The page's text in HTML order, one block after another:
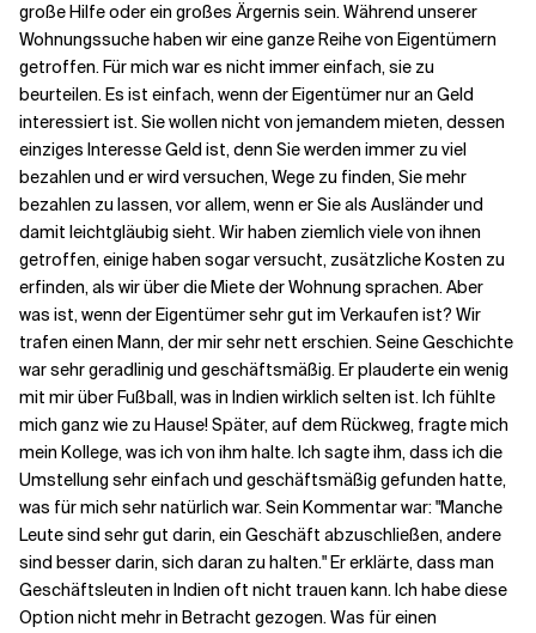
große Hilfe oder ein großes Ärgernis sein. Während unserer
Wohnungssuche haben wir eine ganze Reihe von Eigentümern
getroffen. Für mich war es nicht immer einfach, sie zu
beurteilen. Es ist einfach, wenn der Eigentümer nur an Geld
interessiert ist. Sie wollen nicht von jemandem mieten, dessen
einziges Interesse Geld ist, denn Sie werden immer zu viel
bezahlen und er wird versuchen, Wege zu finden, Sie mehr
bezahlen zu lassen, vor allem, wenn er Sie als Ausländer und
damit leichtgläubig sieht. Wir haben ziemlich viele von ihnen
getroffen, einige haben sogar versucht, zusätzliche Kosten zu
erfinden, als wir über die Miete der Wohnung sprachen. Aber
was ist, wenn der Eigentümer sehr gut im Verkaufen ist? Wir
trafen einen Mann, der mir sehr nett erschien. Seine Geschichte
war sehr geradlinig und geschäftsmäßig. Er plauderte ein wenig
mit mir über Fußball, was in Indien wirklich selten ist. Ich fühlte
mich ganz wie zu Hause! Später, auf dem Rückweg, fragte mich
mein Kollege, was ich von ihm halte. Ich sagte ihm, dass ich die
Umstellung sehr einfach und geschäftsmäßig gefunden hatte,
was für mich sehr natürlich war. Sein Kommentar war: "Manche
Leute sind sehr gut darin, ein Geschäft abzuschließen, andere
sind besser darin, sich daran zu halten." Er erklärte, dass man
Geschäftsleuten in Indien oft nicht trauen kann. Ich habe diese
Option nicht mehr in Betracht gezogen. Was für einen